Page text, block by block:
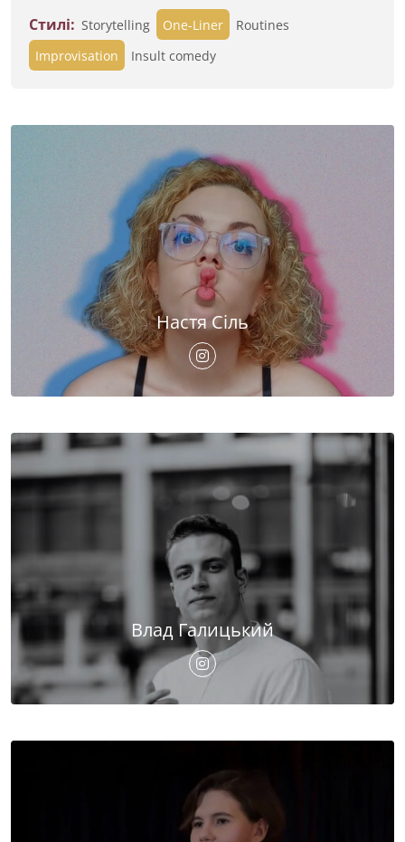
Стилі: Storytelling One-Liner
Routines
Improvisation
Insult comedy
Настя Сіль
Влад Галицький